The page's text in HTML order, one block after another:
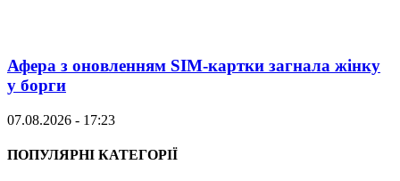
Афера з оновленням SIM-картки загнала жінку
у борги
07.08.2026 - 17:23
ПОПУЛЯРНІ КАТЕГОРІЇ